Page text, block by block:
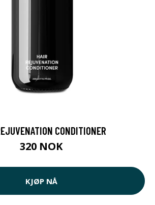
CONDITIONER
320 NOK
KJØP NÅ